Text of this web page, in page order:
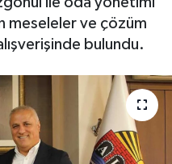
meseleler ve çözüm
bulundu.